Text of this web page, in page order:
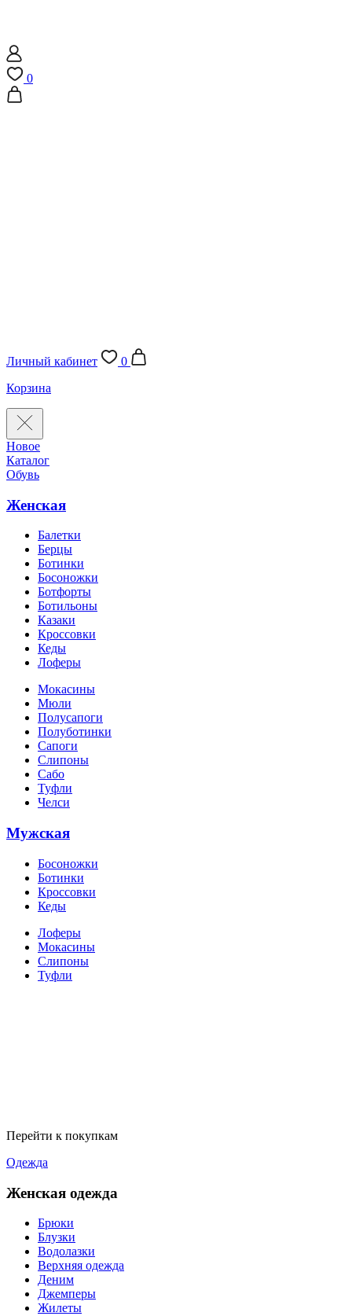
0
Личный кабинет
0
Корзина
Новое
Каталог
Обувь
Женская
Балетки
Берцы
Ботинки
Босоножки
Ботфорты
Ботильоны
Казаки
Кроссовки
Кеды
Лоферы
Мокасины
Мюли
Полусапоги
Полуботинки
Сапоги
Слипоны
Сабо
Туфли
Челси
Мужская
Босоножки
Ботинки
Кроссовки
Кеды
Лоферы
Мокасины
Слипоны
Туфли
Перейти к покупкам
Одежда
Женская одежда
Брюки
Блузки
Водолазки
Верхняя одежда
Деним
Джемперы
Жилеты